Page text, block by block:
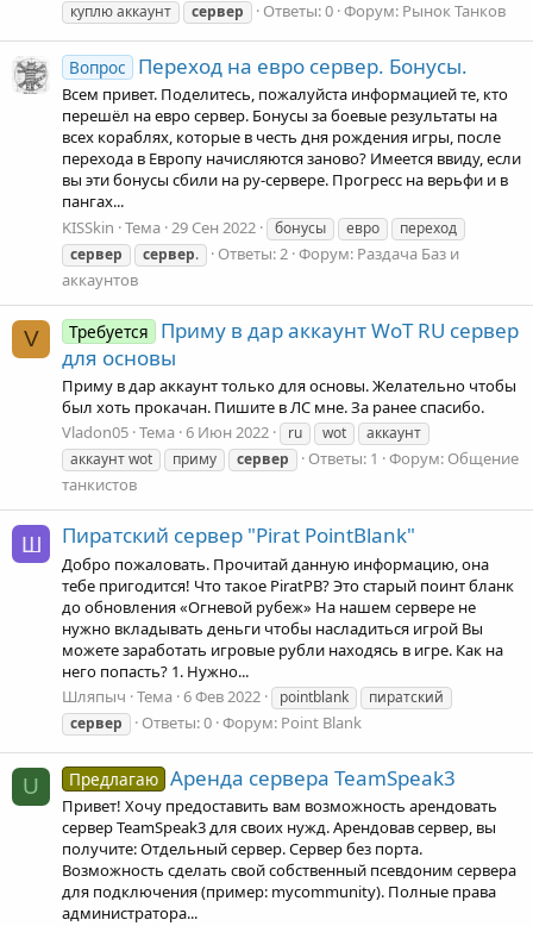
куплю аккаунт сервер Ответы: 0 Форум: Рынок Танков
Вопрос Переход на евро сервер. Бонусы.
Всем привет. Поделитесь, пожалуйста информацией те, кто
перешёл на евро сервер. Бонусы за боевые результаты на
всех кораблях, которые в честь дня рождения игры, после
перехода в Европу начисляются заново? Имеется ввиду, если
вы эти бонусы сбили на ру-сервере. Прогресс на верьфи и в
пангах...
KISSkin Тема 29 Сен 2022 бонусы евро
переход
сервер
сервер. Ответы: 2 Форум: Раздача Баз и
аккаунтов
V Требуется
Приму в дар аккаунт WoT RU сервер
для основы
Приму в дар аккаунт только для основы. Желательно чтобы
был хоть прокачан. Пишите в ЛС мне. За ранее спасибо.
Vladon05 Тема 6 Июн 2022 ru wot
аккаунт
аккаунт wot
приму сервер Ответы: 1 Форум: Общение
танкистов
Ш Пиратский сервер "Pirat PointBlank"
Добро пожаловать. Прочитай данную информацию, она
тебе пригодится! Что такое PiratPB? Это старый поинт бланк
до обновления «Огневой рубеж» На нашем сервере не
нужно вкладывать деньги чтобы насладиться игрой Вы
можете заработать игровые рубли находясь в игре. Как на
него попасть? 1. Нужно...
Шляпыч Тема 6 Фев 2022 pointblank
пиратский
сервер
Ответы: 0 Форум: Point Blank
U Предлагаю Аренда сервера TeamSpeak3
Привет! Хочу предоставить вам возможность арендовать
сервер TeamSpeak3 для своих нужд. Арендовав сервер, вы
получите: Отдельный сервер. Сервер без порта.
Возможность сделать свой собственный псевдоним сервера
для подключения (пример: mycommunity). Полные права
администратора...